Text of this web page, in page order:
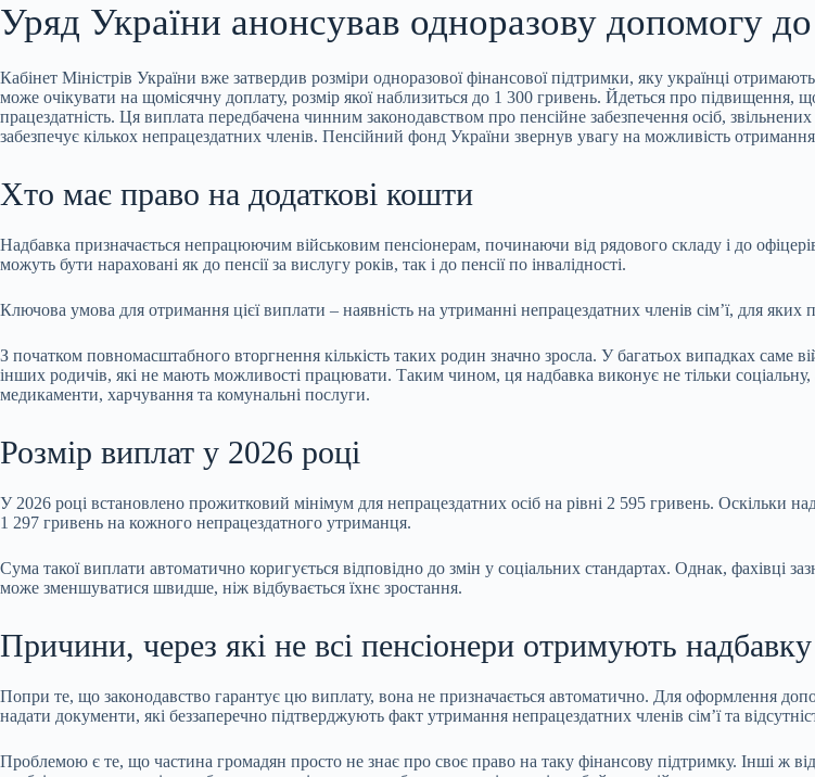
Уряд України анонсував одноразову допомогу
Кабінет Міністрів України вже затвердив розміри одноразової фінансової підтримки, яку українці отримають
може очікувати на щомісячну доплату, розмір якої наблизиться до 1 300 гривень. Йдеться про підвищення,
працездатність. Ця виплата передбачена чинним законодавством про пенсійне забезпечення осіб,
забезпечує кількох непрацездатних членів. Пенсійний фонд України звернув увагу на можливість
Хто має право на додаткові кошти
Надбавка призначається непрацюючим військовим пенсіонерам, починаючи від рядового складу і до
можуть бути нараховані як до пенсії за вислугу років, так і до пенсії по інвалідності.
Ключова умова для отримання цієї виплати – наявність на утриманні непрацездатних членів сім’ї, для
З початком повномасштабного вторгнення кількість таких родин значно зросла. У багатьох випадках саме
інших родичів, які не мають можливості працювати. Таким чином, ця надбавка виконує не тільки
медикаменти, харчування та комунальні послуги.
Розмір виплат у 2026 році
У 2026 році встановлено прожитковий мінімум для непрацездатних осіб на рівні 2 595 гривень. Оскільки
1 297 гривень на кожного непрацездатного утриманця.
Сума такої виплати автоматично коригується відповідно до змін у соціальних стандартах. Однак, фахівці
може зменшуватися швидше, ніж відбувається їхнє зростання.
Причини, через які не всі пенсіонери отримують надбавку
Попри те, що законодавство гарантує цю виплату, вона не призначається автоматично. Для оформлення
надати документи, які беззаперечно підтверджують факт утримання непрацездатних членів сім’ї та
Проблемою є те, що частина громадян просто не знає про своє право на таку фінансову підтримку. Інші ж